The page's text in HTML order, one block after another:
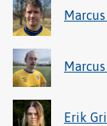
Erik